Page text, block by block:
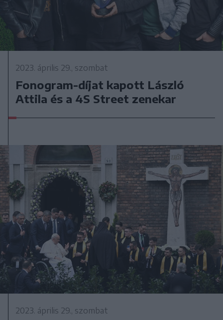
2023. április 29., szombat
Fonogram-díjat kapott László
Attila és a 4S Street zenekar
2023. április 29., szombat